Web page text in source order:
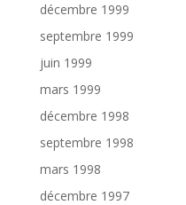
décembre 1999
septembre 1999
juin 1999
mars 1999
décembre 1998
septembre 1998
mars 1998
décembre 1997